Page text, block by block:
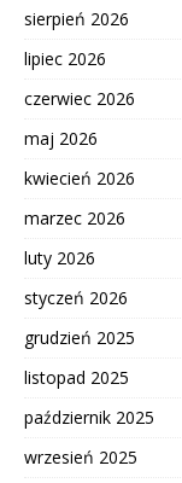
sierpień 2026
lipiec 2026
czerwiec 2026
maj 2026
kwiecień 2026
marzec 2026
luty 2026
styczeń 2026
grudzień 2025
listopad 2025
październik 2025
wrzesień 2025